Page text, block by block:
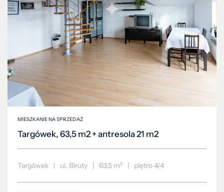
MIESZKANIE NA SPRZEDAŻ
Targówek, 63,5 m2 + antresola 21 m2
Targówek | ul. Biruty | 63.5 m² | piętro 4/4